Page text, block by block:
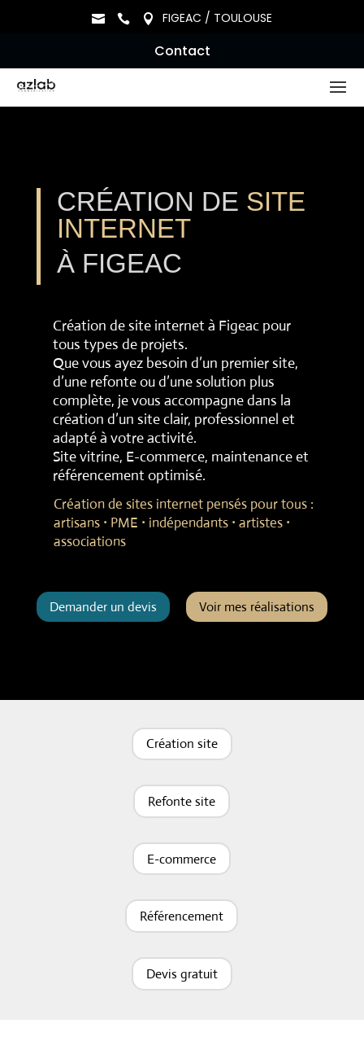
   FIGEAC / TOULOUSE
Contact
CRÉATION DE SITE
INTERNET
À FIGEAC
Création de site internet à Figeac pour
tous types de projets.
Que vous ayez besoin d’un premier site,
d’une refonte ou d’une solution plus
complète, je vous accompagne dans la
création d’un site clair, professionnel et
adapté à votre activité.
Site vitrine, E-commerce, maintenance et
référencement optimisé.
Création de sites internet pensés pour tous :
artisans ⸱ PME ⸱ indépendants ⸱ artistes ⸱
associations
Demander un devis Voir mes réalisations
Création site
Refonte site
E-commerce
Référencement
Devis gratuit